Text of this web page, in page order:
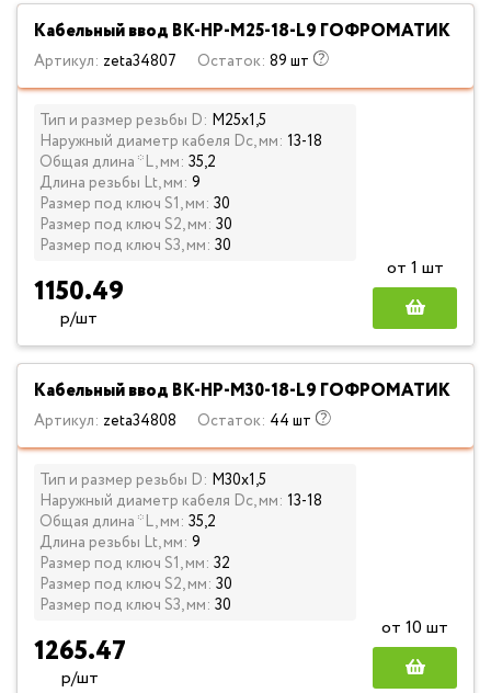
Кабельный ввод ВК-НР-М25-18-L9 ГОФРОМАТИК
Артикул: zeta34807 Остаток: 89 шт
Тип и размер резьбы D: М25х1,5
Наружный диаметр кабеля Dc, мм: 13-18
Общая длина *L, мм: 35,2
Длина резьбы Lt, мм: 9
Размер под ключ S1, мм: 30
Размер под ключ S2, мм: 30
Размер под ключ S3, мм: 30
1150.49
р/шт
от 1 шт
Кабельный ввод ВК-НР-М30-18-L9 ГОФРОМАТИК
Артикул: zeta34808 Остаток: 44 шт
Тип и размер резьбы D: М30х1,5
Наружный диаметр кабеля Dc, мм: 13-18
Общая длина *L, мм: 35,2
Длина резьбы Lt, мм: 9
Размер под ключ S1, мм: 32
Размер под ключ S2, мм: 30
Размер под ключ S3, мм: 30
1265.47
р/шт
от 10 шт